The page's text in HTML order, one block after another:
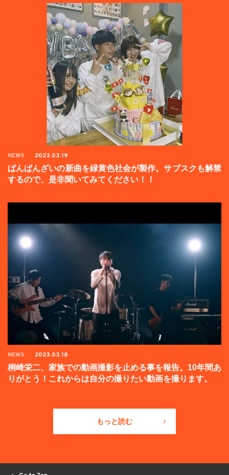
NEWS 2023.03.19
ばんばんざいの新曲を緑黄色社会が製作。サブスクも解禁
するので、是非聞いてみてください！！
NEWS 2023.03.18
桐崎栄二、家族での動画撮影を止める事を報告。10年間あ
りがとう！これからは自分の撮りたい動画を撮ります。
もっと読む